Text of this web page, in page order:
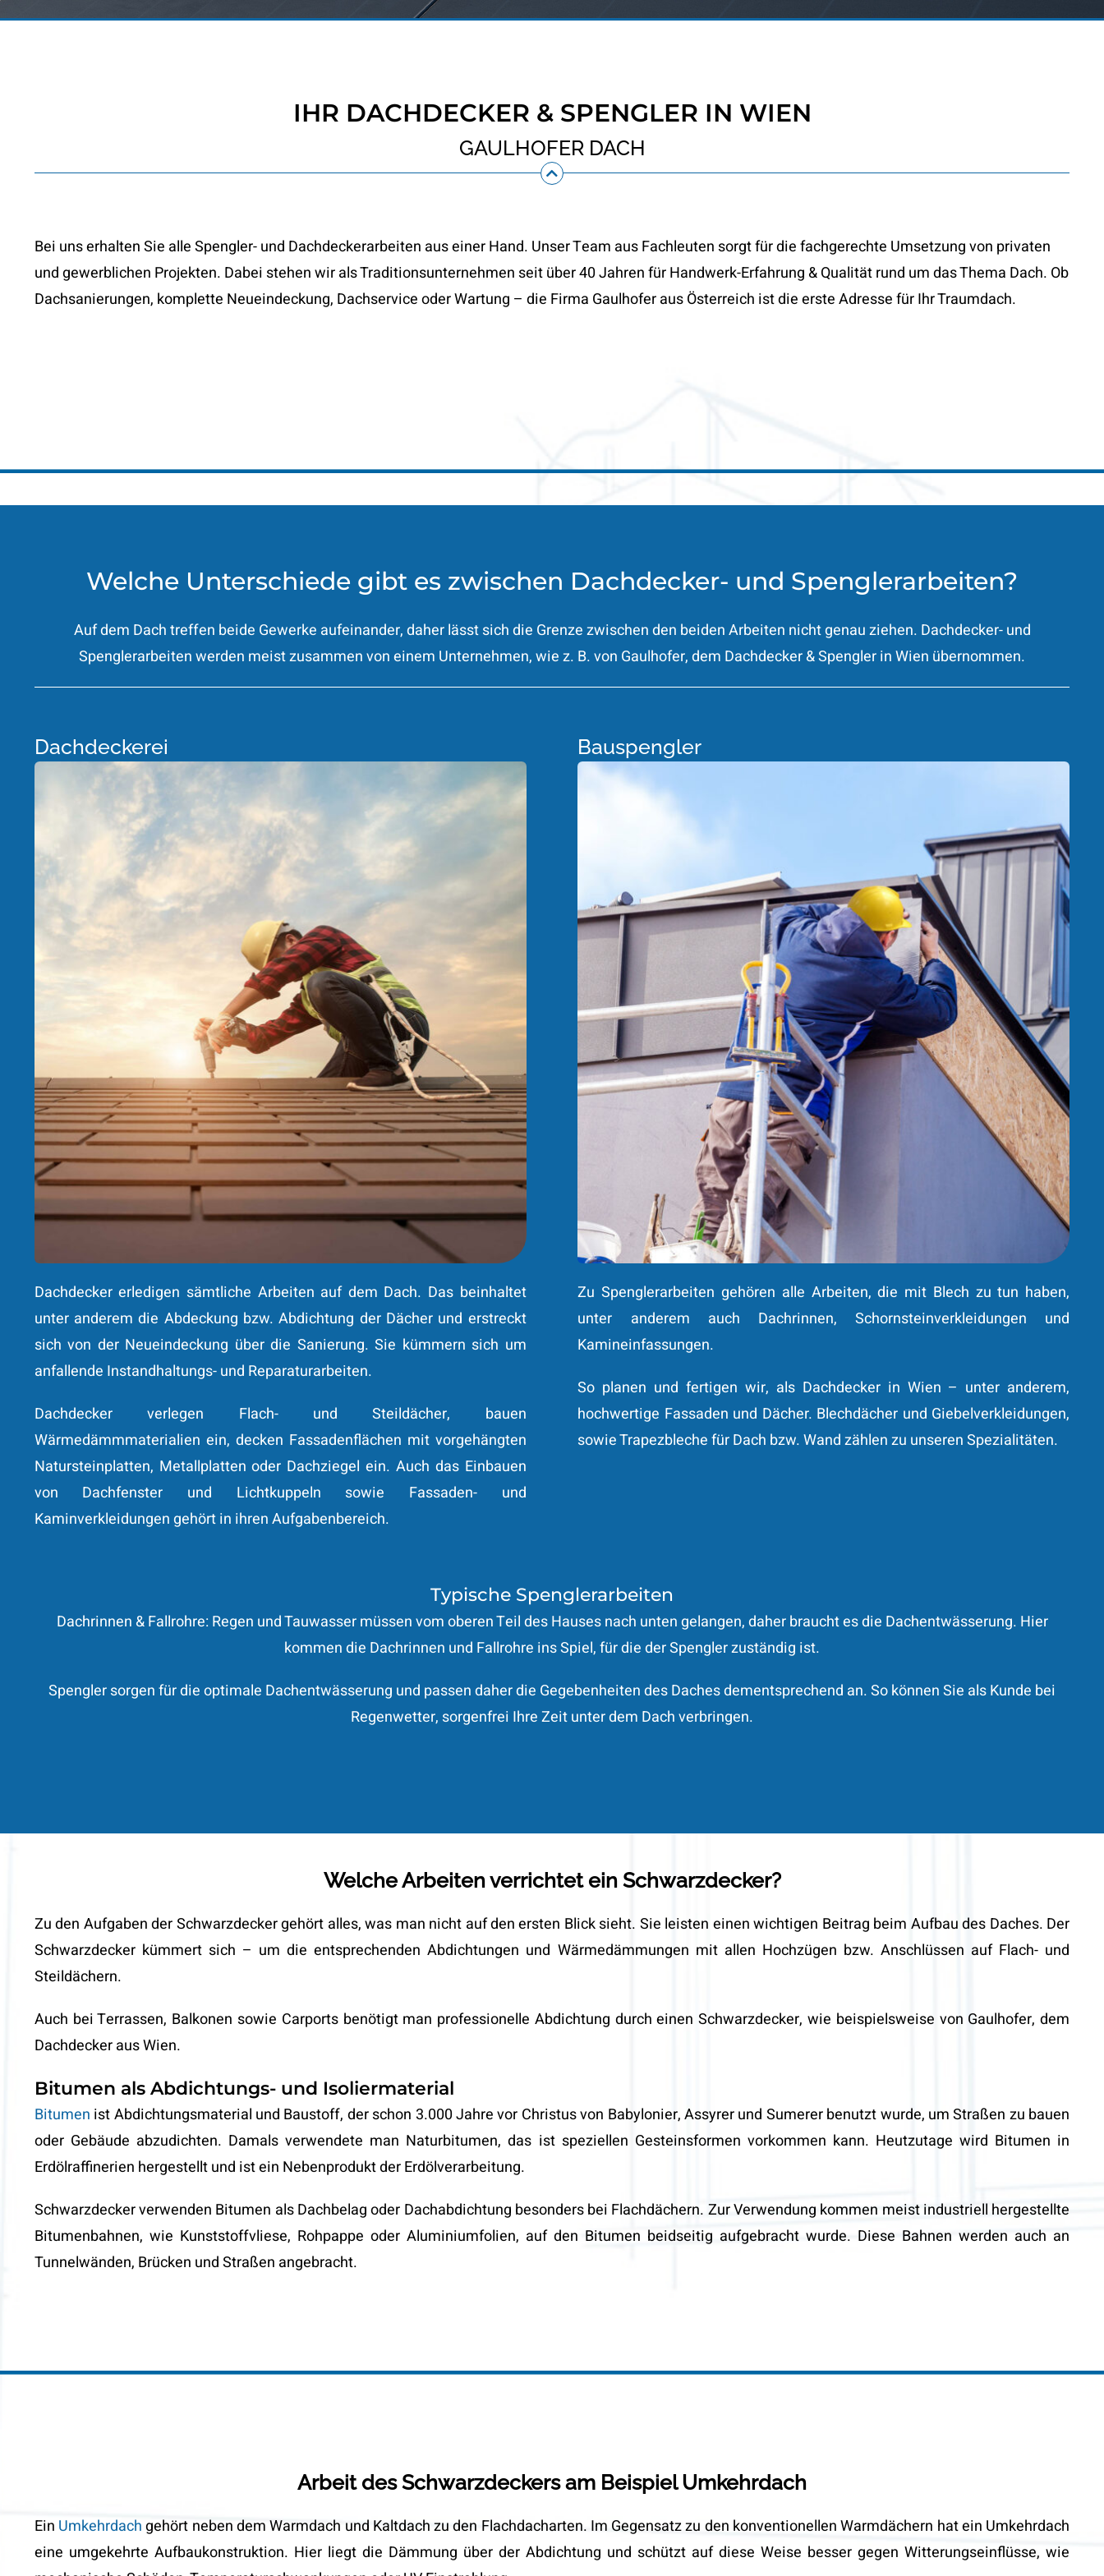
IHR DACHDECKER & SPENGLER IN WIEN
GAULHOFER DACH
Bei uns erhalten Sie alle Spengler- und Dachdeckerarbeiten aus einer Hand. Unser Team aus Fachleuten sorgt für die fachgerechte Umsetzung von privaten
und gewerblichen Projekten. Dabei stehen wir als Traditionsunternehmen seit über 40 Jahren für Handwerk-Erfahrung & Qualität rund um das Thema Dach. Ob
Dachsanierungen, komplette Neueindeckung, Dachservice oder Wartung – die Firma Gaulhofer aus Österreich ist die erste Adresse für Ihr Traumdach.
Welche Unterschiede gibt es zwischen Dachdecker- und Spenglerarbeiten?
Auf dem Dach treffen beide Gewerke aufeinander, daher lässt sich die Grenze zwischen den beiden Arbeiten nicht genau ziehen. Dachdecker- und
Spenglerarbeiten werden meist zusammen von einem Unternehmen, wie z. B. von Gaulhofer, dem Dachdecker & Spengler in Wien übernommen.
Dachdeckerei
Dachdecker erledigen sämtliche Arbeiten auf dem Dach. Das beinhaltet
unter anderem die Abdeckung bzw. Abdichtung der Dächer und erstreckt
sich von der Neueindeckung über die Sanierung. Sie kümmern sich um
anfallende Instandhaltungs- und Reparaturarbeiten.
Dachdecker verlegen Flach- und Steildächer, bauen
Wärmedämmmaterialien ein, decken Fassadenflächen mit vorgehängten
Natursteinplatten, Metallplatten oder Dachziegel ein. Auch das Einbauen
von Dachfenster und Lichtkuppeln sowie Fassaden- und
Kaminverkleidungen gehört in ihren Aufgabenbereich.
Bauspengler
Zu Spenglerarbeiten gehören alle Arbeiten, die mit Blech zu tun haben,
unter anderem auch Dachrinnen, Schornsteinverkleidungen und
Kamineinfassungen.
So planen und fertigen wir, als Dachdecker in Wien – unter anderem,
hochwertige Fassaden und Dächer. Blechdächer und Giebelverkleidungen,
sowie Trapezbleche für Dach bzw. Wand zählen zu unseren Spezialitäten.
Typische Spenglerarbeiten
Dachrinnen & Fallrohre: Regen und Tauwasser müssen vom oberen Teil des Hauses nach unten gelangen, daher braucht es die Dachentwässerung. Hier
kommen die Dachrinnen und Fallrohre ins Spiel, für die der Spengler zuständig ist.
Spengler sorgen für die optimale Dachentwässerung und passen daher die Gegebenheiten des Daches dementsprechend an. So können Sie als Kunde bei
Regenwetter, sorgenfrei Ihre Zeit unter dem Dach verbringen.
Welche Arbeiten verrichtet ein Schwarzdecker?
Zu den Aufgaben der Schwarzdecker gehört alles, was man nicht auf den ersten Blick sieht. Sie leisten einen wichtigen Beitrag beim Aufbau des Daches. Der
Schwarzdecker kümmert sich – um die entsprechenden Abdichtungen und Wärmedämmungen mit allen Hochzügen bzw. Anschlüssen auf Flach- und
Steildächern.
Auch bei Terrassen, Balkonen sowie Carports benötigt man professionelle Abdichtung durch einen Schwarzdecker, wie beispielsweise von Gaulhofer, dem
Dachdecker aus Wien.
Bitumen als Abdichtungs- und Isoliermaterial
Bitumen ist Abdichtungsmaterial und Baustoff, der schon 3.000 Jahre vor Christus von Babylonier, Assyrer und Sumerer benutzt wurde, um Straßen zu bauen
oder Gebäude abzudichten. Damals verwendete man Naturbitumen, das ist speziellen Gesteinsformen vorkommen kann. Heutzutage wird Bitumen in
Erdölraffinerien hergestellt und ist ein Nebenprodukt der Erdölverarbeitung.
Schwarzdecker verwenden Bitumen als Dachbelag oder Dachabdichtung besonders bei Flachdächern. Zur Verwendung kommen meist industriell hergestellte
Bitumenbahnen, wie Kunststoffvliese, Rohpappe oder Aluminiumfolien, auf den Bitumen beidseitig aufgebracht wurde. Diese Bahnen werden auch an
Tunnelwänden, Brücken und Straßen angebracht.
Arbeit des Schwarzdeckers am Beispiel Umkehrdach
Ein Umkehrdachgehört neben dem Warmdach und Kaltdach zu den Flachdacharten. Im Gegensatz zu den konventionellen Warmdächern hat ein Umkehrdach
eine umgekehrte Aufbaukonstruktion. Hier liegt die Dämmung über der Abdichtung und schützt auf diese Weise besser gegen Witterungseinflüsse, wie